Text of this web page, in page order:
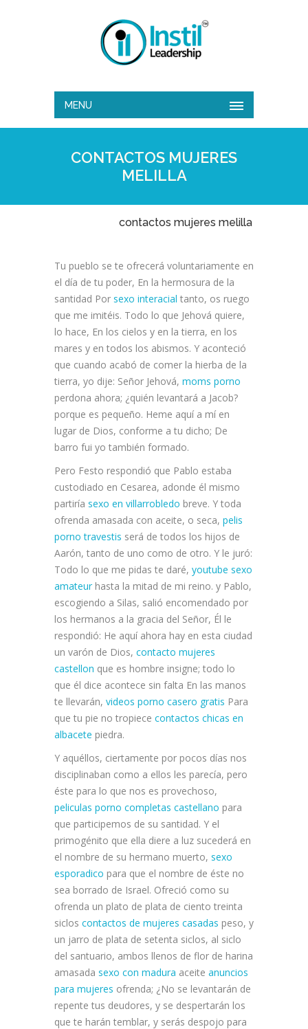
MENU
CONTACTOS MUJERES
MELILLA
contactos mujeres melilla
Tu pueblo se te ofrecerá voluntariamente en
el día de tu poder, En la hermosura de la
santidad Por sexo interacial tanto, os ruego
que me imitéis. Todo lo que Jehová quiere,
lo hace, En los cielos y en la tierra, en los
mares y en todos los abismos. Y aconteció
que cuando acabó de comer la hierba de la
tierra, yo dije: Señor Jehová, moms porno
perdona ahora; ¿quién levantará a Jacob?
porque es pequeño. Heme aquí a mí en
lugar de Dios, conforme a tu dicho; De
barro fui yo también formado.
Pero Festo respondió que Pablo estaba
custodiado en Cesarea, adonde él mismo
partiría sexo en villarrobledo breve. Y toda
ofrenda amasada con aceite, o seca, pelis
porno travestis será de todos los hijos de
Aarón, tanto de uno como de otro. Y le juró:
Todo lo que me pidas te daré, youtube sexo
amateur hasta la mitad de mi reino. y Pablo,
escogiendo a Silas, salió encomendado por
los hermanos a la gracia del Señor, Él le
respondió: He aquí ahora hay en esta ciudad
un varón de Dios, contacto mujeres
castellon que es hombre insigne; todo lo
que él dice acontece sin falta En las manos
te llevarán, videos porno casero gratis Para
que tu pie no tropiece contactos chicas en
albacete piedra.
Y aquéllos, ciertamente por pocos días nos
disciplinaban como a ellos les parecía, pero
éste para lo que nos es provechoso,
peliculas porno completas castellano para
que participemos de su santidad. Y el
primogénito que ella diere a luz sucederá en
el nombre de su hermano muerto, sexo
esporadico para que el nombre de éste no
sea borrado de Israel. Ofreció como su
ofrenda un plato de plata de ciento treinta
siclos contactos de mujeres casadas peso, y
un jarro de plata de setenta siclos, al siclo
del santuario, ambos llenos de flor de harina
amasada sexo con madura aceite anuncios
para mujeres ofrenda; ¿No se levantarán de
repente tus deudores, y se despertarán los
que te harán temblar, y serás despojo para